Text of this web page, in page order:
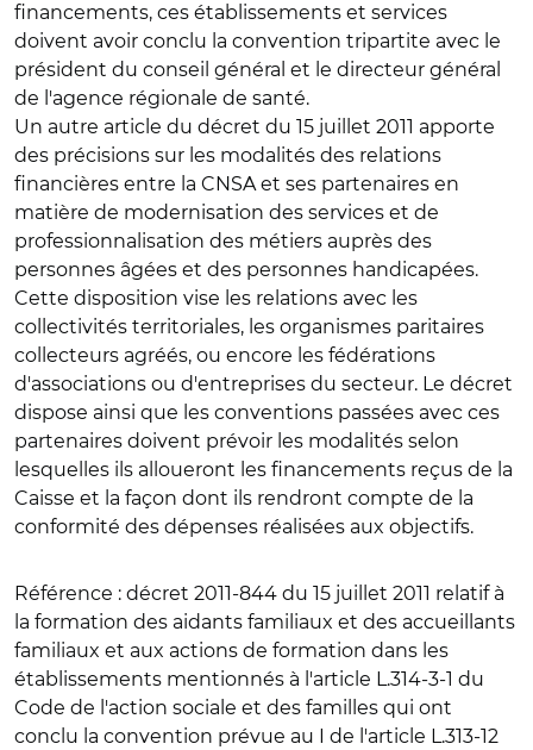
financements, ces établissements et services
doivent avoir conclu la convention tripartite avec le
président du conseil général et le directeur général
de l'agence régionale de santé.
Un autre article du décret du 15 juillet 2011 apporte
des précisions sur les modalités des relations
financières entre la CNSA et ses partenaires en
matière de modernisation des services et de
professionnalisation des métiers auprès des
personnes âgées et des personnes handicapées.
Cette disposition vise les relations avec les
collectivités territoriales, les organismes paritaires
collecteurs agréés, ou encore les fédérations
d'associations ou d'entreprises du secteur. Le décret
dispose ainsi que les conventions passées avec ces
partenaires doivent prévoir les modalités selon
lesquelles ils alloueront les financements reçus de la
Caisse et la façon dont ils rendront compte de la
conformité des dépenses réalisées aux objectifs.
Référence : décret 2011-844 du 15 juillet 2011 relatif à
la formation des aidants familiaux et des accueillants
familiaux et aux actions de formation dans les
établissements mentionnés à l'article L.314-3-1 du
Code de l'action sociale et des familles qui ont
conclu la convention prévue au I de l'article L.313-12